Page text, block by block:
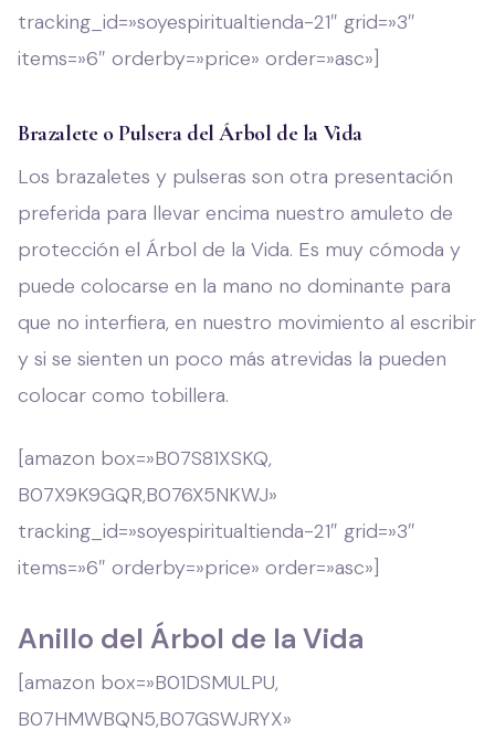
tracking_id=»soyespiritualtienda-21″ grid=»3″
items=»6″ orderby=»price» order=»asc»]
Brazalete o Pulsera del Árbol de la Vida
Los brazaletes y pulseras son otra presentación
preferida para llevar encima nuestro amuleto de
protección el Árbol de la Vida. Es muy cómoda y
puede colocarse en la mano no dominante para
que no interfiera, en nuestro movimiento al escribir
y si se sienten un poco más atrevidas la pueden
colocar como tobillera.
[amazon box=»B07S81XSKQ,
B07X9K9GQR,B076X5NKWJ»
tracking_id=»soyespiritualtienda-21″ grid=»3″
items=»6″ orderby=»price» order=»asc»]
Anillo del Árbol de la Vida
[amazon box=»B01DSMULPU,
B07HMWBQN5,B07GSWJRYX»